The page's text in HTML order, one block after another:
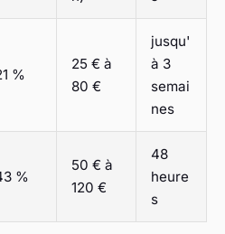
%
25 € à
80 €
jusqu'
à 3
semai
nes
%
50 € à
120 €
48
heure
s